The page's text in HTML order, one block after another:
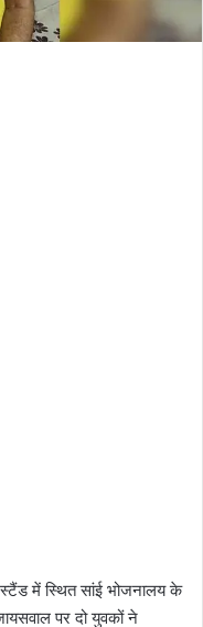
में स्थित सांई भोजनालय के
पर दो युवकों ने